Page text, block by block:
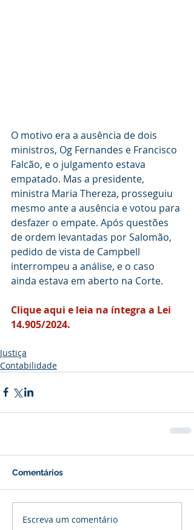
O motivo era a ausência de dois
ministros, Og Fernandes e Francisco
Falcão, e o julgamento estava
empatado. Mas a presidente,
ministra Maria Thereza, prosseguiu
mesmo ante a ausência e votou para
desfazer o empate. Após questões
de ordem levantadas por Salomão,
pedido de vista de Campbell
interrompeu a análise, e o caso
ainda estava em aberto na Corte.
Clique aqui e leia na íntegra a Lei
14.905/2024.
Justiça
Contabilidade
Comentários
Escreva um comentário